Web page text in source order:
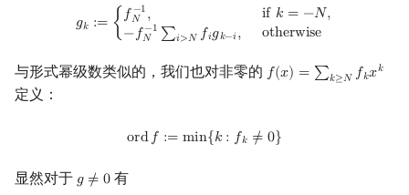
CLion
Geany
Polygon
pb_ds
编译优化
堆排序
桶排序
倍增
Dancing Links
插头 DP
Z 函数（扩展 KMP）
AC 自动机
费马小定理 & 欧拉定理
模逆元
Entringer Number
特征多项式
单调队列
红黑树
左偏红黑树
树分治
动态树分治
最短路问题
生成树问题
半平面交
计算理论基础
字节顺序
𝑔𝑘 := { 𝑓−1
𝑁 , if 𝑘 = −𝑁,
−𝑓−1
𝑁 ∑𝑖>𝑁 𝑓𝑖𝑔𝑘−𝑖, otherwise
1 ifk= −i ,otherwise
与形式幂级数类似的，我们也对非零的 𝑓(𝑥) = ∑𝑘≥𝑁 𝑓𝑘𝑥𝑘
f(x)= ∑k ≥Nfkxk
定义：
ord𝑓 := min{𝑘 : 𝑓𝑘 ≠ 0}
ordf:=min{k : k≠ 0}
显然对于 𝑔 ≠ 0
g ≠0 有